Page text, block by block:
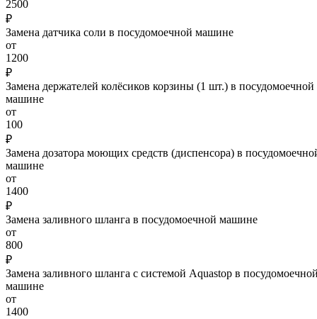
2500
₽
Замена датчика соли в посудомоечной машине
от
1200
₽
Замена держателей колёсиков корзины (1 шт.) в посудомоечной
машине
от
100
₽
Замена дозатора моющих средств (диспенсора) в
машине
от
1400
₽
Замена заливного шланга в посудомоечной машине
от
800
₽
Замена заливного шланга с системой Aquastop в
машине
от
1400